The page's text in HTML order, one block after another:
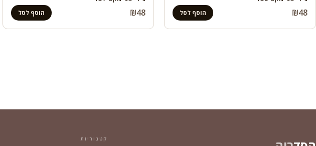
₪48 הוסף לסל ₪48 הוסף לסל
קטגוריות